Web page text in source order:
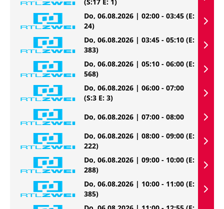
Do, 06.08.2026 | 02:00 - 03:45 (E:
24)
Do, 06.08.2026 | 03:45 - 05:10 (E:
383)
Do, 06.08.2026 | 05:10 - 06:00 (E:
568)
Do, 06.08.2026 | 06:00 - 07:00
(S:3 E: 3)
Do, 06.08.2026 | 07:00 - 08:00
Do, 06.08.2026 | 08:00 - 09:00 (E:
222)
Do, 06.08.2026 | 09:00 - 10:00 (E:
288)
Do, 06.08.2026 | 10:00 - 11:00 (E:
385)